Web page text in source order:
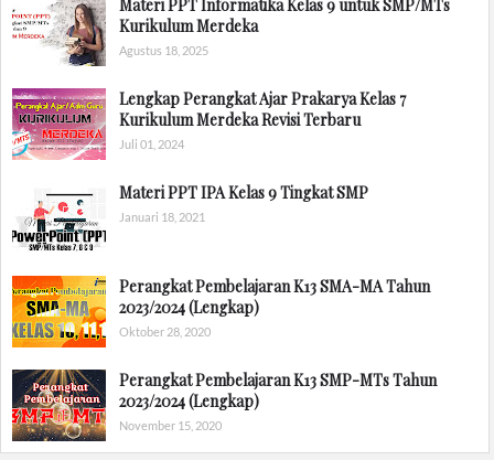
Materi PPT Informatika Kelas 9 untuk SMP/MTs
Kurikulum Merdeka
Agustus 18, 2025
Lengkap Perangkat Ajar Prakarya Kelas 7
Kurikulum Merdeka Revisi Terbaru
Juli 01, 2024
Materi PPT IPA Kelas 9 Tingkat SMP
Januari 18, 2021
Perangkat Pembelajaran K13 SMA-MA Tahun
2023/2024 (Lengkap)
Oktober 28, 2020
Perangkat Pembelajaran K13 SMP-MTs Tahun
2023/2024 (Lengkap)
November 15, 2020